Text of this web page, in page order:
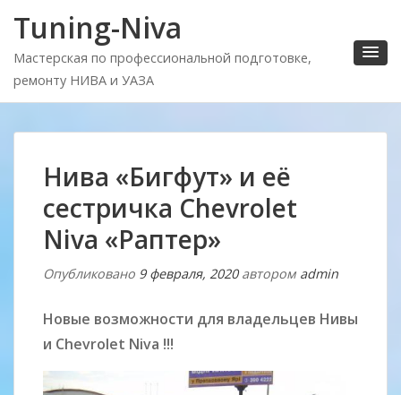
Tuning-Niva
Мастерская по профессиональной подготовке,
ремонту НИВА и УАЗА
Нива «Бигфут» и её
сестричка Chevrolet
Niva «Раптер»
Опубликовано 9 февраля, 2020автором admin
Новые возможности для владельцев Нивы
и Chevrolet Niva !!!